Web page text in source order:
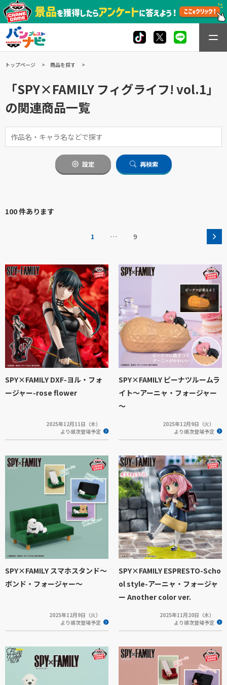
トップページ 商品を探す
「SPY×FAMILY フィグライフ! vol.1」
の関連商品一覧
設定 再検索
100 件あります
1 … 9
SPY×FAMILY DXF-ヨル・フォ
ージャー-rose flower
2025年12月11日（木）
より順次登場予定
SPY×FAMILY ピーナツルームラ
イト～アーニャ・フォージャー
～
2025年12月9日（火）
より順次登場予定
SPY×FAMILY スマホスタンド～
ボンド・フォージャー～
2025年12月9日（火）
より順次登場予定
SPY×FAMILY ESPRESTO-Scho
ol style-アーニャ・フォージャ
ー Another color ver.
2025年11月20日（木）
より順次登場予定